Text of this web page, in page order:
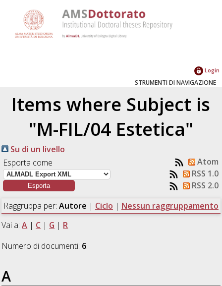
Login
STRUMENTI DI NAVIGAZIONE
Items where Subject is
"M-FIL/04 Estetica"
Su di un livello
Esporta come
Atom
RSS 1.0
RSS 2.0
Raggruppa per: Autore | Ciclo | Nessun raggruppamento
Vai a:A | C | G | R
Numero di documenti: 6.
A